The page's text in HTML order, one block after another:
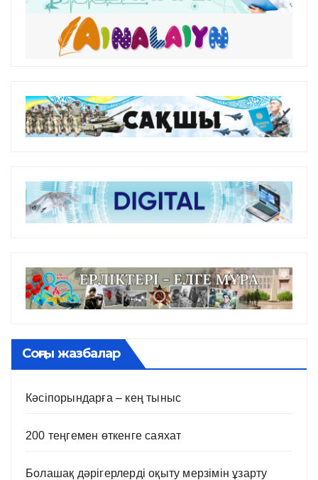
Соңғы жазбалар
Кәсіпорындарға – кең тыныс
200 теңгемен өткенге саяхат
Болашақ дәрігерлерді оқыту мерзімін ұзарту